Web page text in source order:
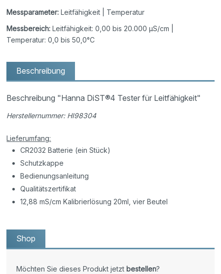
Messparameter: Leitfähigkeit | Temperatur
Messbereich: Leitfähigkeit: 0,00 bis 20.000 µS/cm |
Temperatur: 0,0 bis 50,0°C
Beschreibung
Beschreibung "Hanna DiST®4 Tester für Leitfähigkeit"
Herstellernummer: HI98304
Lieferumfang:
CR2032 Batterie (ein Stück)
Schutzkappe
Bedienungsanleitung
Qualitätszertifikat
12,88 mS/cm Kalibrierlösung 20ml, vier Beutel
Shop
Möchten Sie dieses Produkt jetzt bestellen?